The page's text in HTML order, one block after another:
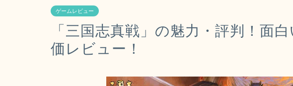
ゲームレビュー
「三国志真戦」の魅力・評判！面
価レビュー！